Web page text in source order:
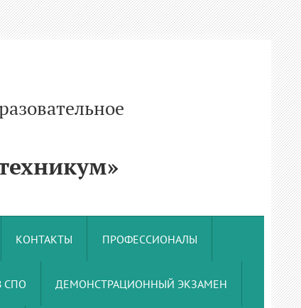
КОНТАКТЫ ПРОФЕССИОНАЛЫ
СПО ДЕМОНСТРАЦИОННЫЙ ЭКЗАМЕН